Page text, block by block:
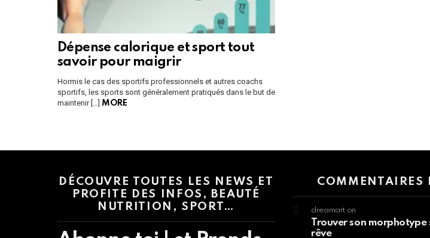
Dépense calorique et sport tout
savoir pour maigrir
Hormis le cas des sportifs professionnels et autres coachs
sportifs, les sports sont généralement pratiqués dans le but de
maintenir […] MORE
DÉCOUVRE TOUTES LES NEWS ET
PROFITE DES INFOS, BEAUTÉ
NUTRITION, SPORT…
COMMENTAIRES
dreamart on
Trouver son morphotype
rêve